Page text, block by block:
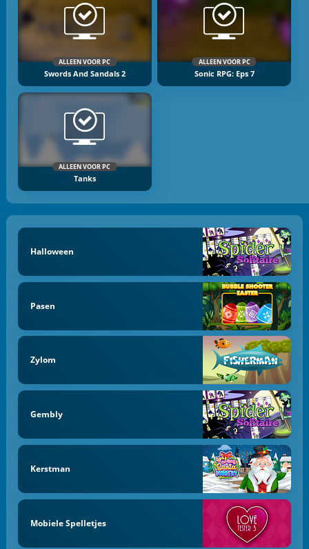
ALLEEN VOOR PC
Swords And Sandals 2
ALLEEN VOOR PC
Sonic RPG: Eps 7
ALLEEN VOOR PC
Tanks
Halloween
Pasen
Zylom
Gembly
Kerstman
Mobiele Spelletjes